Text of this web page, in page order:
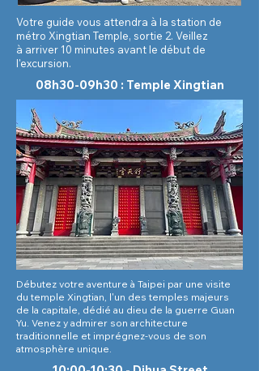
Votre guide vous attendra à la station de
métro Xingtian Temple, sortie 2. Veillez
à arriver 10 minutes avant le début de
l'excursion.
08h30-09h30 : Temple Xingtian
Débutez votre aventure à Taipei par une visite
du temple Xingtian, l'un des temples majeurs
de la capitale, dédié au dieu de la guerre Guan
Yu. Venez y admirer son architecture
traditionnelle et imprégnez-vous de son
atmosphère unique.